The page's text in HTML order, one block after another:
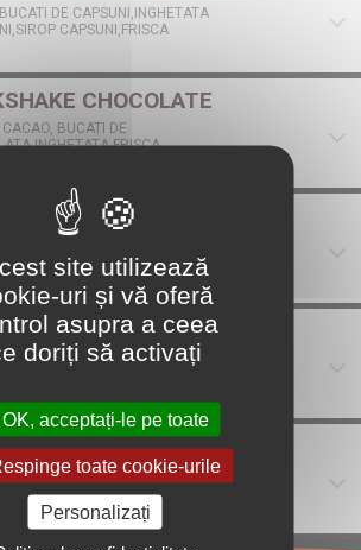
DE CAPSUNI,INGHETATA
CAPSUNI,FRISCA
CHOCOLATE
CACAO, BUCATI DE
OREO
vanilie,
cu smantana dulce si gem de afine
Milkshake
scurtă, înghețată de Tiramisu, gheață, frișcă,
site utilizează
uri și vă oferă
asupra a ceea
doriți să activați
OK, acceptați-le pe toate
toate cookie-urile
Personalizați